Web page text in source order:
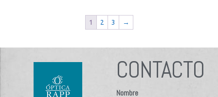
1 2 3 →
CONTACTO
Nombre